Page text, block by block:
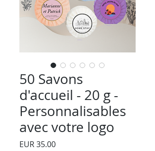
50 Savons
d'accueil - 20 g -
Personnalisables
avec votre logo
EUR 35.00Precio